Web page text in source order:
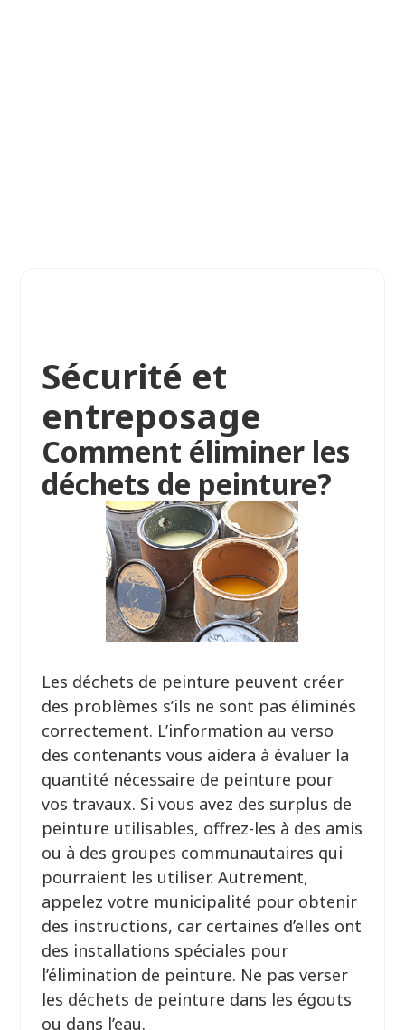
Sécurité et
entreposage
Comment éliminer les
déchets de peinture?
Les déchets de peinture peuvent créer
des problèmes s’ils ne sont pas éliminés
correctement. L’information au verso
des contenants vous aidera à évaluer la
quantité nécessaire de peinture pour
vos travaux. Si vous avez des surplus de
peinture utilisables, offrez-les à des amis
ou à des groupes communautaires qui
pourraient les utiliser. Autrement,
appelez votre municipalité pour obtenir
des instructions, car certaines d’elles ont
des installations spéciales pour
l’élimination de peinture. Ne pas verser
les déchets de peinture dans les égouts
ou dans l’eau.